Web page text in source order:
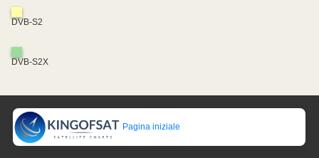
DVB-S2
DVB-S2X
Pagina iniziale